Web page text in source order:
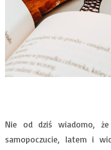
Nie od dziś wiadomo,
samopoczucie, latem i